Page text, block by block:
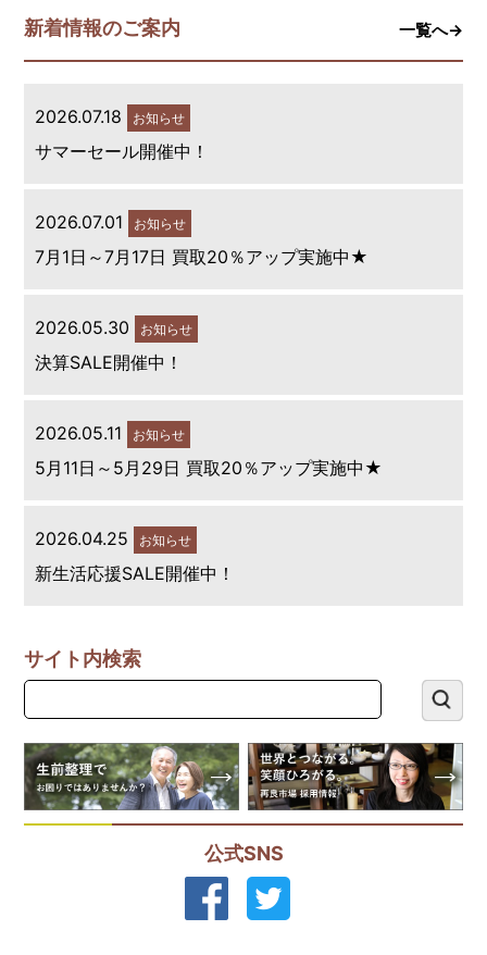
新着情報のご案内 一覧へ→
2026.07.18 お知らせ
サマーセール開催中！
2026.07.01 お知らせ
7月1日～7月17日 買取20％アップ実施中★
2026.05.30 お知らせ
決算SALE開催中！
2026.05.11 お知らせ
5月11日～5月29日 買取20％アップ実施中★
2026.04.25 お知らせ
新生活応援SALE開催中！
サイト内検索
公式SNS